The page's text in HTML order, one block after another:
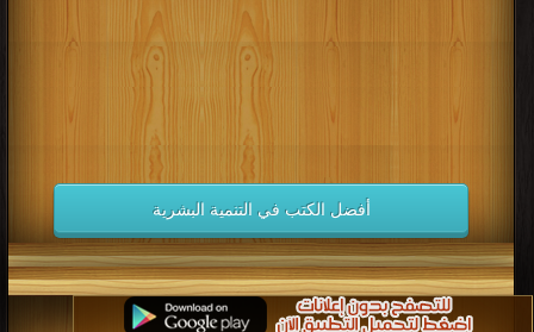
كتب 1992
كتب 1991
كتب 1990
كتب 1989 كتب 1988
كتب 1987
كتب 1984
كتب 1983
كتب 1980
كتب 1979
كتب 1978
كتب 1977 كتب 1976
كتب 1975
كتب 1974
كتب 1973 كتب 1972
كتب 1971
كتب 1970
كتب 1969 كتب 1968
كتب 1967
كتب 1966
كتب 1965 كتب 1964
كتب 1963
أفضل الكتب في التنمية البشرية